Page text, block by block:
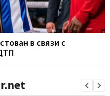
в связи с